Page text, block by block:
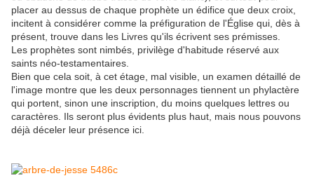
placer au dessus de chaque prophète un édifice que deux croix,
incitent à considérer comme la préfiguration de l'Église qui, dès à
présent, trouve dans les Livres qu'ils écrivent ses prémisses.
Les prophètes sont nimbés, privilège d'habitude réservé aux
saints néo-testamentaires.
Bien que cela soit, à cet étage, mal visible, un examen détaillé de
l'image montre que les deux personnages tiennent un phylactère
qui portent, sinon une inscription, du moins quelques lettres ou
caractères. Ils seront plus évidents plus haut, mais nous pouvons
déjà déceler leur présence ici.